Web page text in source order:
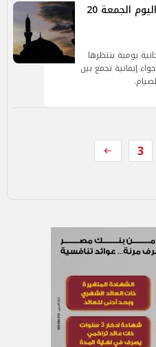
مواعيد صلاة العشاء والتراويح اليوم الجمعة 20
يومية ينتظرها
إيمانية تجمع بين
3